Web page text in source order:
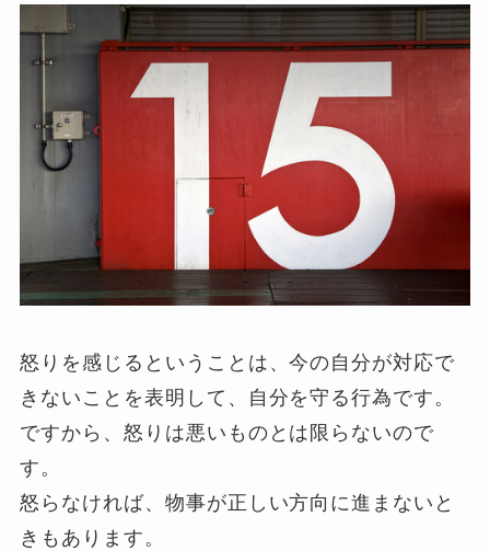
怒りを感じるということは、今の自分が対応で
きないことを表明して、自分を守る行為です。
ですから、怒りは悪いものとは限らないので
す。
怒らなければ、物事が正しい方向に進まないと
きもあります。